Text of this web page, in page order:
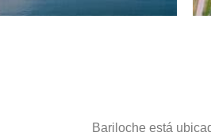
Bariloche está